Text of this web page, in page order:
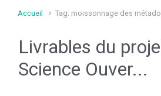
Accueil Tag: moissonnage des
Livrables du
Science Ouver...